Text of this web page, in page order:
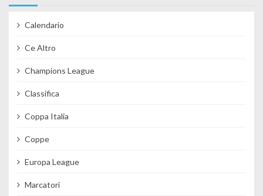
Calendario
Ce Altro
Champions League
Classifica
Coppa Italia
Coppe
Europa League
Marcatori